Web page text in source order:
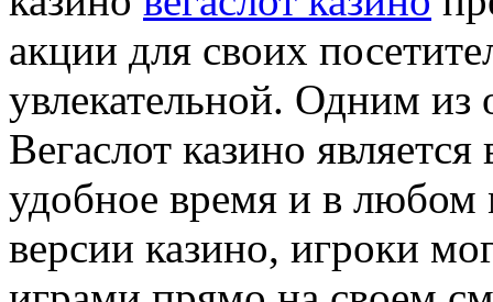
акции для своих
увлекательной. Одним
Вегаслот казино
удобное время и в
версии казино, игроки